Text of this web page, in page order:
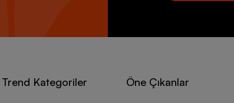
Trend Kategoriler Öne Çıkanlar